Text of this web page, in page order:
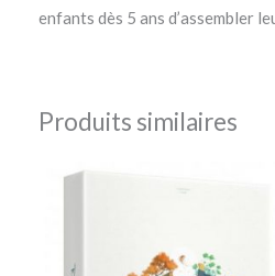
enfants dès 5 ans d’assembler
Produits similaires